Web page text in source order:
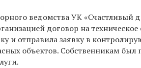
ведомства УК «Счастливый
договор на
и отправила заявку в
объектов. Собственникам был